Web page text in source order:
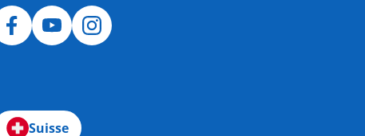
Suisse